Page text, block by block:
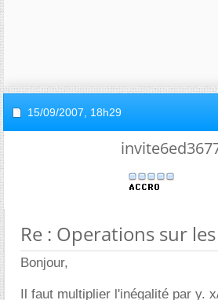
15/09/2007, 18h29
Re : Operations sur
Bonjour,
Il faut multiplier l'inégalité par y.